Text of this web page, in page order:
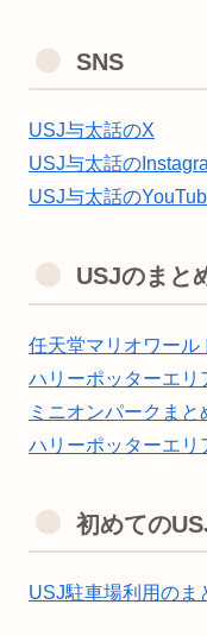
SNS
USJ与太話のX
USJ与太話の
USJ与太話の
USJのまと
任天堂マリオワール
ハリーポッターエリ
ミニオンパークまと
ハリーポッターエリ
初めての
USJ駐車場利用のま